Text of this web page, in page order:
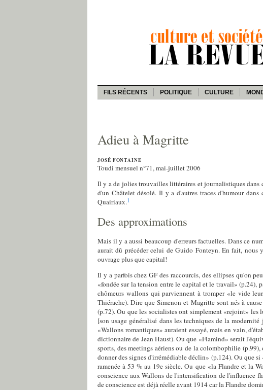
FILS RÉCENTS POLITIQUE CULTURE
Adieu à Magritte
JOSÉ FONTAINE
Toudi mensuel n°71, mai-juillet 2006
Il y a de jolies trouvailles littéraires et journalistiques dans
d'un Châtelet désolé. Il y a d'autres traces d'humour
Quairiaux.1
Des approximations
Mais il y a aussi beaucoup d'erreurs factuelles. Dans ce
aurait dû précéder celui de Guido Fonteyn. En fait, nous
ouvrage plus que capital!
Il y a parfois chez GF des raccourcis, des ellipses qu'on
«fondée sur la tension entre le capital et le travail» (p.24),
chômeurs wallons qui parviennent à tromper «le vide
Thiérache). Dire que Simenon et Magritte sont nés à
(p.72). Ou que les socialistes ont simplement «rejoint»
[son usage généralisé dans les techniques de la
«Wallons romantiques» auraient essayé, mais en vain,
dictionnaire de Jean Haust). Ou que «Flamind» serait
sports, des meetings aériens ou de la colombophilie
donner des signes d'irrémédiable déclin» (p.124). Ou que
ramenée à 53 % au 19e siècle. Ou que «la Flandre et la
conscience aux Wallons de l'intensification de l'influence
de conscience est déjà réelle avant 1914 car la Flandre